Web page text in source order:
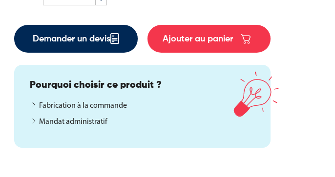
Demander un devis Ajouter au panier
Pourquoi choisir ce produit ?
Fabrication à la commande
Mandat administratif